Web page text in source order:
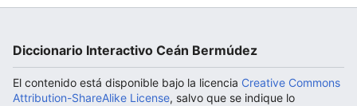
Abrir menú principal
Diccionario Interactivo Ceán Bermúdez
El contenido está disponible bajo la licencia Creative Commons
Attribution-ShareAlike License, salvo que se indique lo